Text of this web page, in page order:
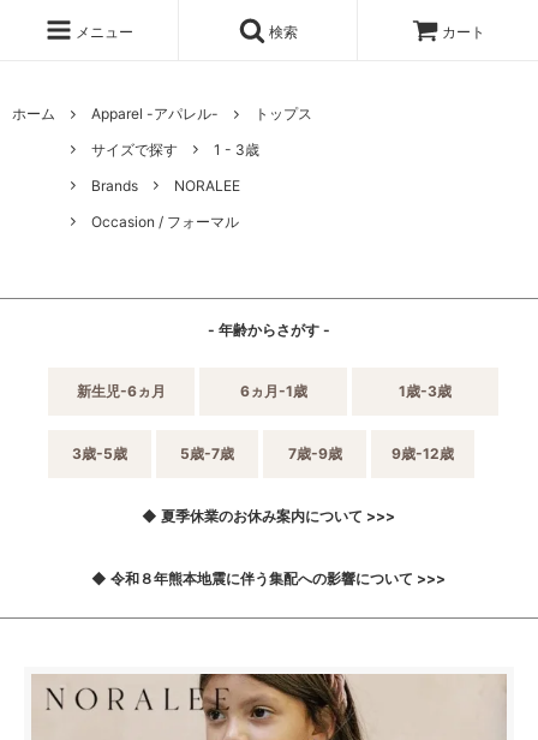
メニュー 検索 カート
ホーム Apparel -アパレル-
トップス
サイズで探す
1 - 3歳
Brands
NORALEE
Occasion / フォーマル
- 年齢からさがす -
新生児-6ヵ月 6ヵ月-1歳 1歳-3歳
3歳-5歳 5歳-7歳 7歳-9歳 9歳-12歳
◆ 夏季休業のお休み案内について >>>
◆ 令和８年熊本地震に伴う集配への影響について >>>